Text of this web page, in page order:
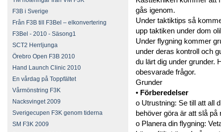
F3B i Sverige
Från F3B till F3Bel – elkonvertering
F3Bel - 2010 - Säsong1
SCT2 Herrljunga
Örebro Open F3B 2010
Hand Launch Clinic 2010
En vårdag på Toppfältet
Vårmönstring F3K
Nacksvinget 2009
Sverigecupen F3K genom tiderna
SM F3K 2009
gås igenom.
Under taktiktips så
upp taktiken under dom
Under flygning kommer
under deras kontroll och
du lärt dig under grunder.
obesvarade frågor.
Grunder
• Förberedelser
o Utrustning: Se till att all
behöver göra är att slå
o Planera din flygning: